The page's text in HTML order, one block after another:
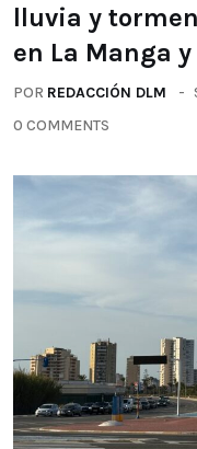
lluvia y
en La Manga
POR REDACCIÓN DLM
0 COMMENTS